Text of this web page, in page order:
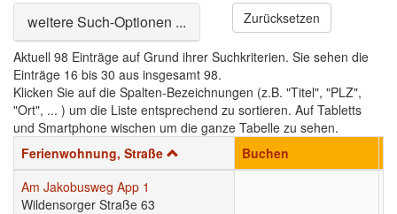
Ausblenden
weitere Such-Optionen ... Zurücksetzen
Aktuell 98 Einträge auf Grund ihrer Suchkriterien. Sie sehen die
Einträge 16 bis 30 aus insgesamt 98.
Klicken Sie auf die Spalten-Bezeichnungen (z.B. "Titel", "PLZ",
"Ort", ... ) um die Liste entsprechend zu sortieren. Auf Tabletts
und Smartphone wischen um die ganze Tabelle zu sehen.
Ferienwohnung, Straße
Buchen
Am Jakobusweg App 1
Wildensorger Straße 63